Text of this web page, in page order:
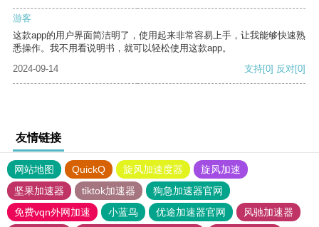
游客
这款app的用户界面简洁明了，使用起来非常容易上手，让我能够快速熟
悉操作。我不用看说明书，就可以轻松使用这款app。
2024-09-14
支持[0] 反对[0]
友情链接
网站地图 QuickQ 旋风加速度器
旋风加速
坚果加速器
tiktok加速器
狗急加速器官网
免费vqn外网加速
小蓝鸟 优途加速器官网
风驰加速器